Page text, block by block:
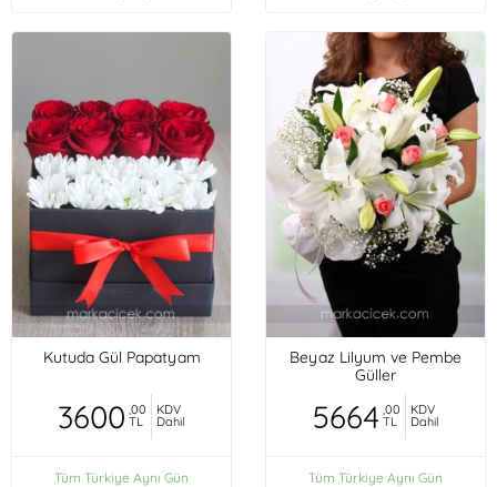
Kutuda Gül Papatyam
3600 ,00
TL
KDV
Dahil
Tüm Türkiye Aynı Gün
Beyaz Lilyum ve Pembe
Güller
5664 ,00
TL
KDV
Dahil
Tüm Türkiye Aynı Gün